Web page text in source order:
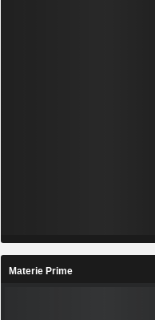
Materie Prime